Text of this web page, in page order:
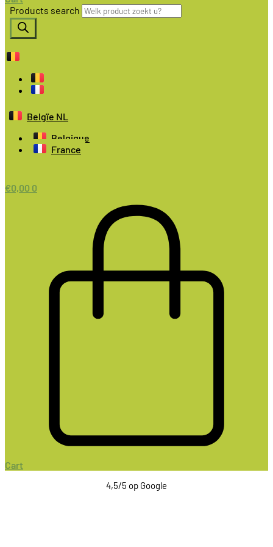
Products search
Belgïe NL
Belgique
France
€0,00 0
Cart
4,5/5 op Google